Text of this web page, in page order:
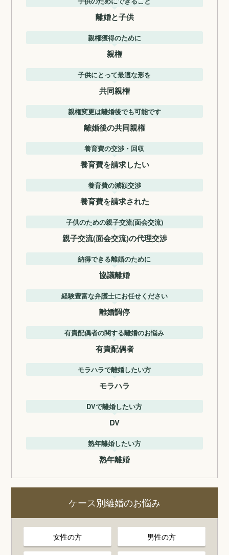
離婚と子供
親権獲得のために
親権
子供にとって最適な形を
共同親権
親権変更は離婚後でも可能です
離婚後の共同親権
養育費の交渉・回収
養育費を請求したい
養育費の減額交渉
養育費を請求された
子供のための親子交流(面会交流)
親子交流(面会交流)の代理交渉
納得できる離婚のために
協議離婚
経験豊富な弁護士にお任せください
離婚調停
有責配偶者の関する離婚のお悩み
有責配偶者
モラハラで離婚したい方
モラハラ
DVで離婚したい方
DV
熟年離婚したい方
熟年離婚
ケース別離婚のお悩み
女性の方 男性の方